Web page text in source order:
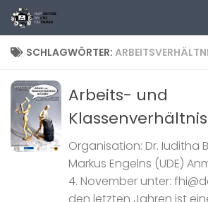
Zum Inhalt springen
SCHLAGWÖRTER:
Arbeits- und
Organisation: Dr. Iuditha
Markus Engelns (UDE)
4. November unter: